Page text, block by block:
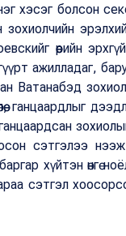
хэсэг болсон
зохиолчийн
өөрийн
ажилладаг,
Ватанабэд
ганцаардлыг
сэтгэлээ
хүйтэн өнгө
сэтгэл